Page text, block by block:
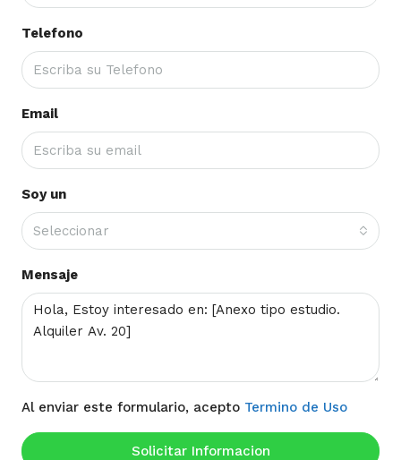
Telefono
Email
Soy un
Seleccionar
Mensaje
Al enviar este formulario, acepto Termino de Uso
Solicitar Informacion